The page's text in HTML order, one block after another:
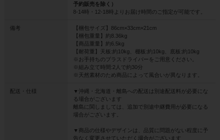
予約販売を除く）
8-14時・12-18時よりお届け時間のご指定が可能です。
備考
【梱包サイズ】86cm×33cm×21cm
【梱包重量】約8.36kg
【商品重量】約6.5kg
【耐荷重】天板:約10kg、棚板:約10kg、底板:約10kg
※お手持ちのプラスドライバーをご用意ください。
※組み立て時間:2人で約30分
※天然素材のため商品によって風合いが異なります。
配送・仕様
▼沖縄・北海道・離島への配送は別途配送料が必要にな
る場合がございます
離島に関しましては、追加で別途中継費用が必要になる
場合がございます。
▼商品の仕様やデザインは、品質に問題がない程度に予
告なく変更させていただく場合がございます